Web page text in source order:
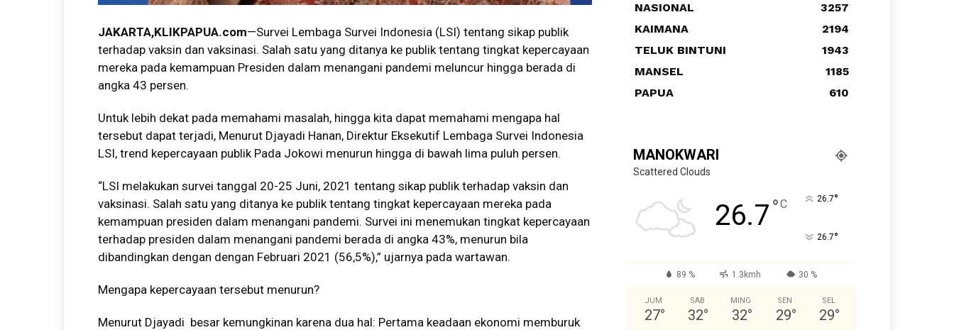
JAKARTA,KLIKPAPUA.com—Survei Lembaga Survei Indonesia (LSI) tentang sikap publik
terhadap vaksin dan vaksinasi. Salah satu yang ditanya ke publik tentang tingkat kepercayaan
mereka pada kemampuan Presiden dalam menangani pandemi meluncur hingga berada di
angka 43 persen.
Untuk lebih dekat pada memahami masalah, hingga kita dapat memahami mengapa hal
tersebut dapat terjadi, Menurut Djayadi Hanan, Direktur Eksekutif Lembaga Survei Indonesia
LSI, trend kepercayaan publik Pada Jokowi menurun hingga di bawah lima puluh persen.
“LSI melakukan survei tanggal 20-25 Juni, 2021 tentang sikap publik terhadap vaksin dan
vaksinasi. Salah satu yang ditanya ke publik tentang tingkat kepercayaan mereka pada
kemampuan presiden dalam menangani pandemi. Survei ini menemukan tingkat kepercayaan
terhadap presiden dalam menangani pandemi berada di angka 43%, menurun bila
dibandingkan dengan dengan Februari 2021 (56,5%),” ujarnya pada wartawan.
Mengapa kepercayaan tersebut menurun?
Menurut Djayadi besar kemungkinan karena dua hal: Pertama keadaan ekonomi memburuk
NASIONAL
3257
KAIMANA
2194
TELUK BINTUNI
1943
MANSEL
1185
PAPUA
610
MANOKWARI
Scattered Clouds
26.7°C 26.7°
26.7°
89 % 1.3kmh 30 %
JUM
27°
SAB
32°
MING
32°
SEN
29°
SEL
29°